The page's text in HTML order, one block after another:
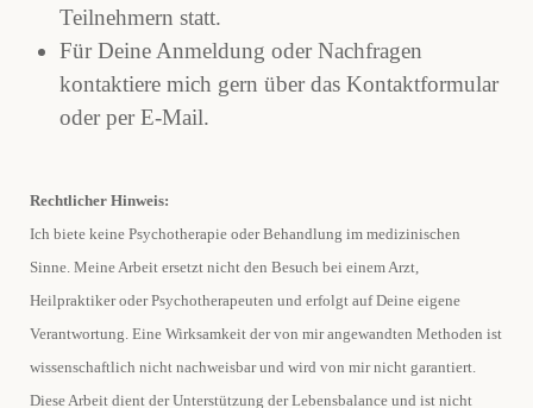
Teilnehmern statt.
Für Deine Anmeldung oder Nachfragen
kontaktiere mich gern über das Kontaktformular
oder per E-Mail.
Rechtlicher Hinweis:
Ich biete keine Psychotherapie oder Behandlung im medizinischen
Sinne. Meine Arbeit ersetzt nicht den Besuch bei einem Arzt,
Heilpraktiker oder Psychotherapeuten und erfolgt auf Deine eigene
Verantwortung. Eine Wirksamkeit der von mir angewandten Methoden ist
wissenschaftlich nicht nachweisbar und wird von mir nicht garantiert.
Diese Arbeit dient der Unterstützung der Lebensbalance und ist nicht